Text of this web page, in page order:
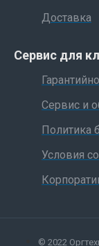
Доставка
Сервис для
Сервис и
Политика
Условия
© 2022